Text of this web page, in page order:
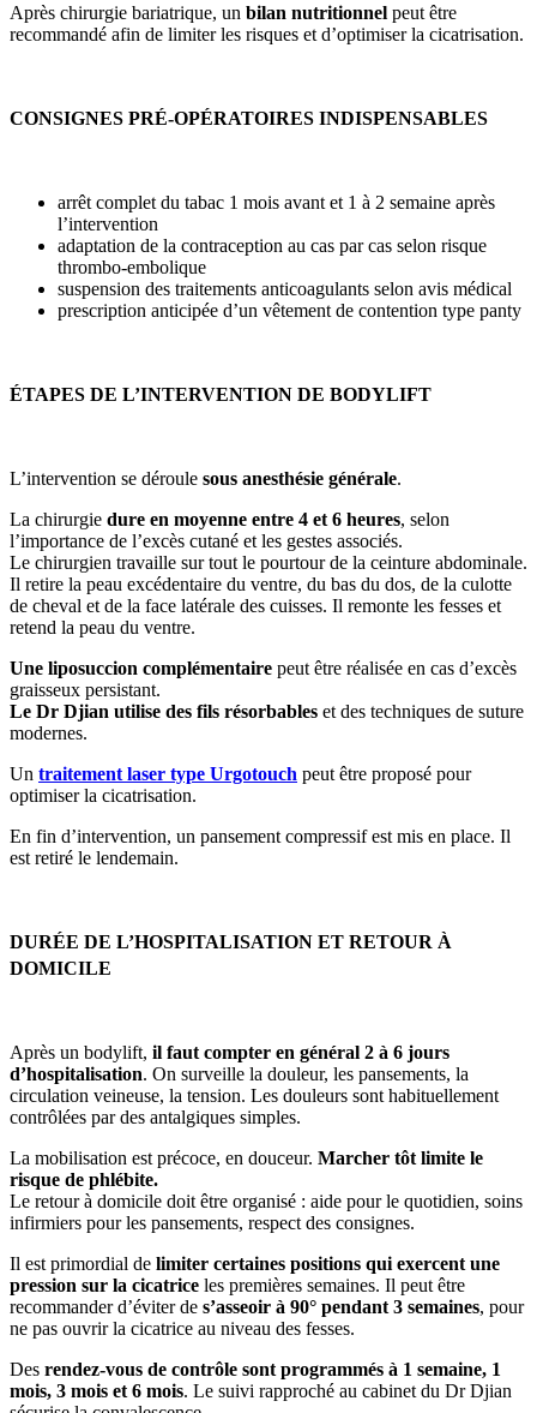
Après chirurgie bariatrique, un bilan nutritionnel peut être
recommandé afin de limiter les risques et d’optimiser la cicatrisation.
CONSIGNES PRÉ-OPÉRATOIRES INDISPENSABLES
arrêt complet du tabac 1 mois avant et 1 à 2 semaine après
l’intervention
adaptation de la contraception au cas par cas selon risque
thrombo-embolique
suspension des traitements anticoagulants selon avis médical
prescription anticipée d’un vêtement de contention type panty
ÉTAPES DE L’INTERVENTION DE BODYLIFT
L’intervention se déroule sous anesthésie générale.
La chirurgie dure en moyenne entre 4 et 6 heures, selon
l’importance de l’excès cutané et les gestes associés.
Le chirurgien travaille sur tout le pourtour de la ceinture abdominale.
Il retire la peau excédentaire du ventre, du bas du dos, de la culotte
de cheval et de la face latérale des cuisses. Il remonte les fesses et
retend la peau du ventre.
Une liposuccion complémentaire peut être réalisée en cas d’excès
graisseux persistant.
Le Dr Djian utilise des fils résorbables et des techniques de suture
modernes.
Un traitement laser type Urgotouch peut être proposé pour
optimiser la cicatrisation.
En fin d’intervention, un pansement compressif est mis en place. Il
est retiré le lendemain.
DURÉE DE L’HOSPITALISATION ET RETOUR À
DOMICILE
Après un bodylift, il faut compter en général 2 à 6 jours
d’hospitalisation. On surveille la douleur, les pansements, la
circulation veineuse, la tension. Les douleurs sont habituellement
contrôlées par des antalgiques simples.
La mobilisation est précoce, en douceur. Marcher tôt limite le
risque de phlébite.
Le retour à domicile doit être organisé : aide pour le quotidien, soins
infirmiers pour les pansements, respect des consignes.
Il est primordial de limiter certaines positions qui exercent une
pression sur la cicatrice les premières semaines. Il peut être
recommander d’éviter de s’asseoir à 90° pendant 3 semaines, pour
ne pas ouvrir la cicatrice au niveau des fesses.
Des rendez-vous de contrôle sont programmés à 1 semaine, 1
mois, 3 mois et 6 mois. Le suivi rapproché au cabinet du Dr Djian